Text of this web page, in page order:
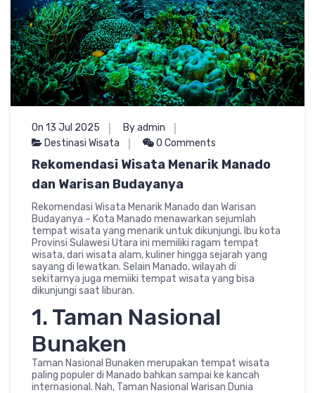
On 13 Jul 2025
By admin
Destinasi Wisata
0 Comments
Rekomendasi Wisata Menarik Manado
dan Warisan Budayanya
Rekomendasi Wisata Menarik Manado dan Warisan
Budayanya – Kota Manado menawarkan sejumlah
tempat wisata yang menarik untuk dikunjungi. Ibu kota
Provinsi Sulawesi Utara ini memiliki ragam tempat
wisata, dari wisata alam, kuliner hingga sejarah yang
sayang di lewatkan. Selain Manado, wilayah di
sekitarnya juga memiiki tempat wisata yang bisa
dikunjungi saat liburan.
1. Taman Nasional
Bunaken
Taman Nasional Bunaken merupakan tempat wisata
paling populer di Manado bahkan sampai ke kancah
internasional. Nah, Taman Nasional Warisan Dunia